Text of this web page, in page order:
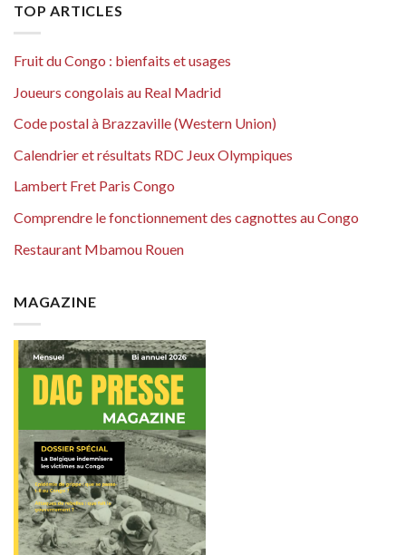
TOP ARTICLES
Fruit du Congo : bienfaits et usages
Joueurs congolais au Real Madrid
Code postal à Brazzaville (Western Union)
Calendrier et résultats RDC Jeux Olympiques
Lambert Fret Paris Congo
Comprendre le fonctionnement des cagnottes au Congo
Restaurant Mbamou Rouen
MAGAZINE